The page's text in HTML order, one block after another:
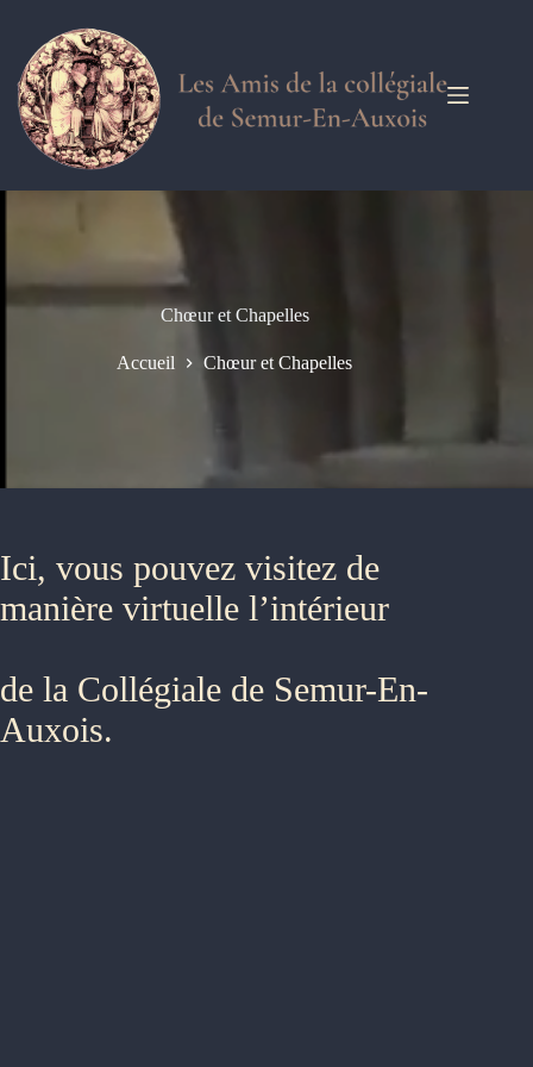
contenu
Chœur et Chapelles
Accueil Chœur et Chapelles
Ici, vous pouvez visitez de
manière virtuelle l’intérieur
de la Collégiale de Semur-En-
Auxois.